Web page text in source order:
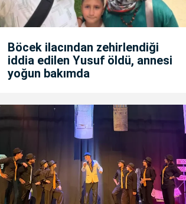
Böcek ilacından zehirlendiği
iddia edilen Yusuf öldü, annesi
yoğun bakımda